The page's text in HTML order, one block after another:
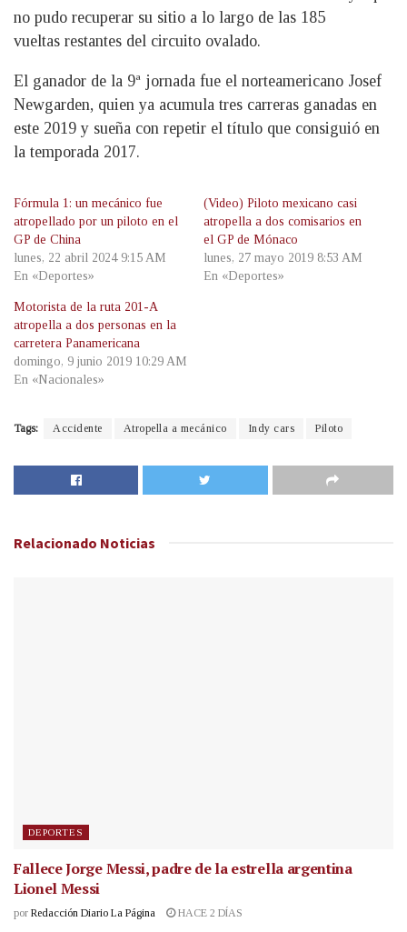
no pudo recuperar su sitio a lo largo de las 185
vueltas restantes del circuito ovalado.
El ganador de la 9ª jornada fue el norteamericano Josef
Newgarden, quien ya acumula tres carreras ganadas en
este 2019 y sueña con repetir el título que consiguió en
la temporada 2017.
Fórmula 1: un mecánico fue
atropellado por un piloto en el
GP de China
lunes, 22 abril 2024 9:15 AM
En «Deportes»
(Video) Piloto mexicano casi
atropella a dos comisarios en
el GP de Mónaco
lunes, 27 mayo 2019 8:53 AM
En «Deportes»
Motorista de la ruta 201-A
atropella a dos personas en la
carretera Panamericana
domingo, 9 junio 2019 10:29 AM
En «Nacionales»
Tags: Accidente Atropella a mecánico Indy cars Piloto
Relacionado Noticias
DEPORTES
Fallece Jorge Messi, padre de la estrella argentina
Lionel Messi
por Redacción Diario La Página HACE 2 DÍAS